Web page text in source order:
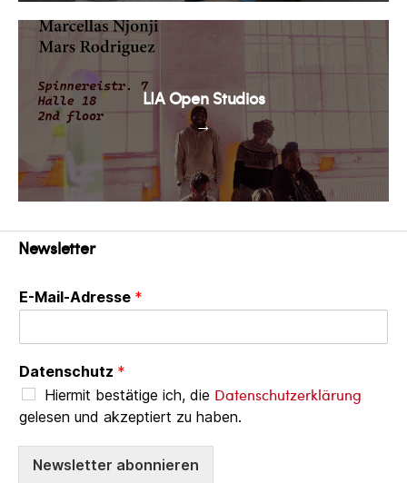
→
LIA Open Studios
Newsletter
E-Mail-Adresse *
Datenschutz *
Hiermit bestätige ich, die Datenschutzerklärung
gelesen und akzeptiert zu haben.
Newsletter abonnieren